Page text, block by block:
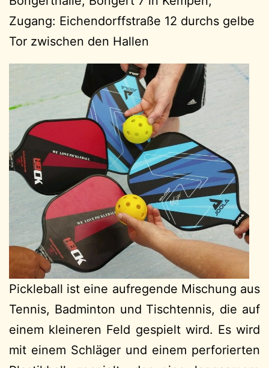
Zugang: Eichendorffstraße 12 durchs gelbe
Tor zwischen den Hallen
Pickleball ist eine aufregende Mischung aus
Tennis, Badminton und Tischtennis, die auf
einem kleineren Feld gespielt wird. Es wird
mit einem Schläger und einem perforierten